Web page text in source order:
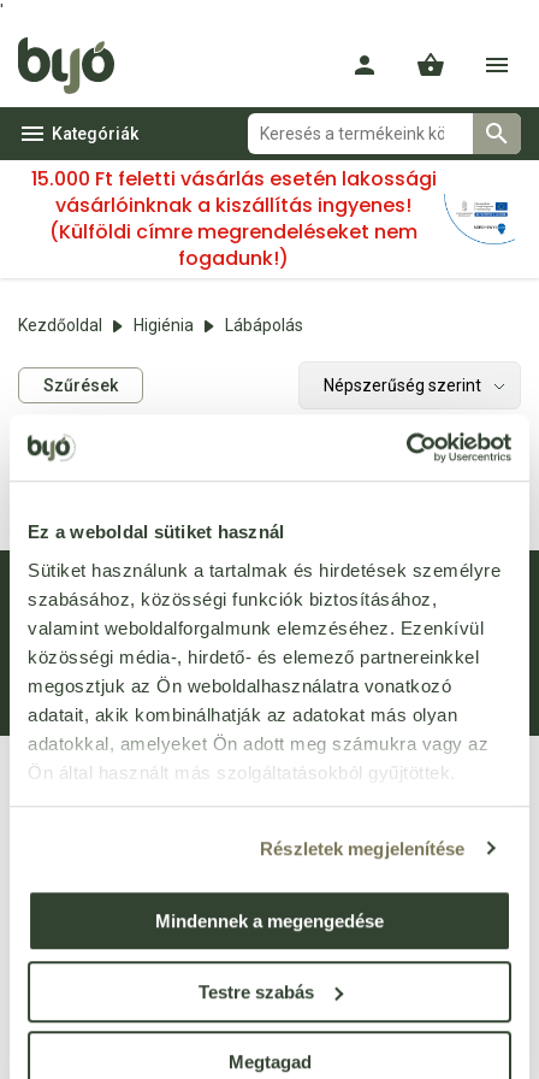
Ez a weboldal sütiket használ
Sütiket használunk a tartalmak és hirdetések személyre
szabásához, közösségi funkciók biztosításához,
valamint weboldalforgalmunk elemzéséhez. Ezenkívül
közösségi média-, hirdető- és elemező partnereinkkel
megosztjuk az Ön weboldalhasználatra vonatkozó
adatait, akik kombinálhatják az adatokat más olyan
adatokkal, amelyeket Ön adott meg számukra vagy az
Ön által használt más szolgáltatásokból gyűjtöttek.
Részletek megjelenítése
Mindennek a megengedése
Testre szabás
Megtagad
'
Kategóriák
15.000 Ft feletti vásárlás esetén lakossági
vásárlóinknak a kiszállítás ingyenes!
(Külföldi címre megrendeléseket nem
fogadunk!)
Kezdőoldal Higiénia Lábápolás
Szűrések
Nincs találat.
Hírlevél feliratkozás Újdonságok
Általános Szerződési Feltételek (ÁSZF) Adatvédelem
Adatkezelési kérelem Panaszkezelési Tájékoztató
Bejelentővédelem Fogyasztói elállás
VIRTUÁLIS SÉTA
Üzletünk bejárása3D-ben
1135 Budapest, Róbert Károly körút 96-100.